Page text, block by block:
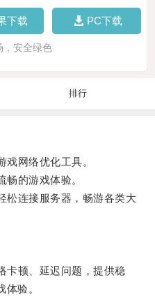
下载 PC下载
，安全绿色
排行
网络优化工具。
的游戏体验。
连接服务器，畅游各类大
顿、延迟问题，提供稳
验。